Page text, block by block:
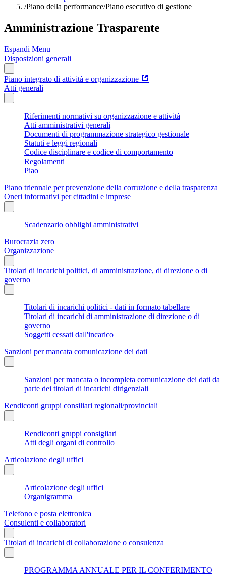
/Piano della performance/Piano esecutivo di gestione
Amministrazione Trasparente
Espandi Menu
Disposizioni generali
Piano integrato di attività e organizzazione
Atti generali
Riferimenti normativi su organizzazione e attività
Atti amministrativi generali
Documenti di programmazione strategico gestionale
Statuti e leggi regionali
Codice disciplinare e codice di comportamento
Regolamenti
Piao
Piano triennale per prevenzione della corruzione e della trasparenza
Oneri informativi per cittadini e imprese
Scadenzario obblighi amministrativi
Burocrazia zero
Organizzazione
Titolari di incarichi politici, di amministrazione, di direzione o di
governo
Titolari di incarichi politici - dati in formato tabellare
Titolari di incarichi di amministrazione di direzione o di
governo
Soggetti cessati dall'incarico
Sanzioni per mancata comunicazione dei dati
Sanzioni per mancata o incompleta comunicazione dei dati da
parte dei titolari di incarichi dirigenziali
Rendiconti gruppi consiliari regionali/provinciali
Rendiconti gruppi consigliari
Atti degli organi di controllo
Articolazione degli uffici
Articolazione degli uffici
Organigramma
Telefono e posta elettronica
Consulenti e collaboratori
Titolari di incarichi di collaborazione o consulenza
PROGRAMMA ANNUALE PER IL CONFERIMENTO